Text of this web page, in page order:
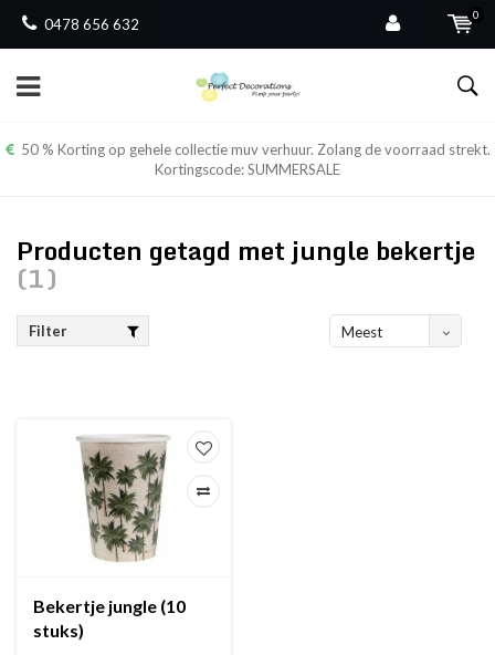
0478 656 632
0
50 % Korting op gehele collectie muv verhuur. Zolang de voorraad strekt.
Kortingscode: SUMMERSALE
Producten getagd met jungle bekertje
(1)
Filter
Meest
Bekertje jungle (10
stuks)